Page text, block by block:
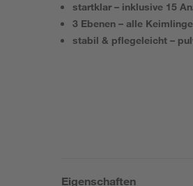
startklar – inklusive 15
3 Ebenen – alle
stabil & pflegeleicht –
Eigenschaften